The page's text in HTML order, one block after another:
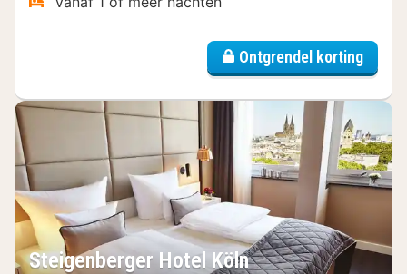
Ontgrendel korting
Steigenberger Hotel Köln